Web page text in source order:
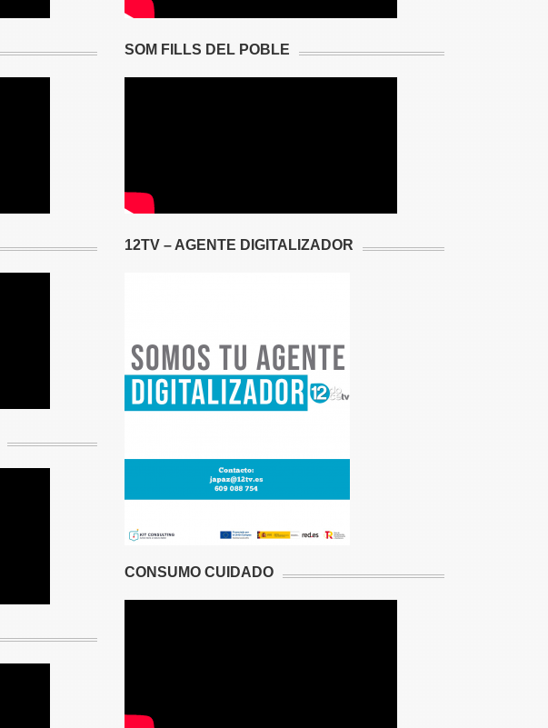
SOM FILLS DEL POBLE
12TV – AGENTE DIGITALIZADOR
CONSUMO CUIDADO